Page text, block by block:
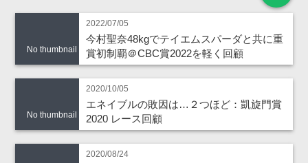
No thumbnail
2022/07/05
今村聖奈48kgでテイエムスパーダと共に重
賞初制覇＠CBC賞2022を軽く回顧
No thumbnail
2020/10/05
エネイブルの敗因は…２つほど：凱旋門賞
2020 レース回顧
2020/08/24